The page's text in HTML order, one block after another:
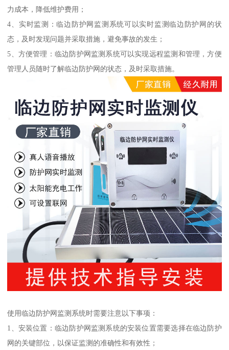
力成本，降低维护费用；
4、实时监测：临边防护网监测系统可以实时监测临边防护网的状
态，及时发现问题并采取措施，避免事故的发生；
5、方便管理：临边防护网监测系统可以实现远程监测和管理，方便
管理人员随时了解临边防护网的状态，及时采取措施。
使用临边防护网监测系统时需要注意以下事项：
1、安装位置：临边防护网监测系统的安装位置需要选择在临边防护
网的关键部位，以保证监测的准确性和有效性；